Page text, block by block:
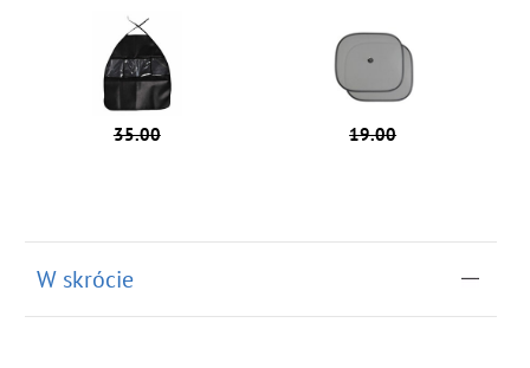
35.00 19.00
W skrócie